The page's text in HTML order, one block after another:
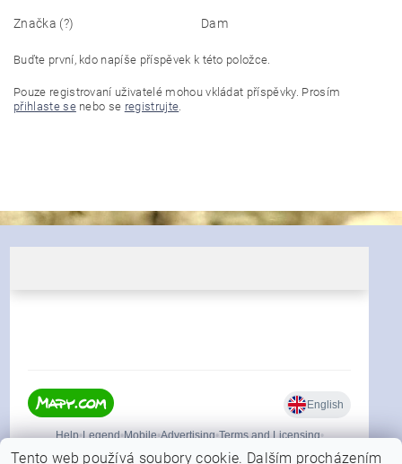
Značka (?) Dam
Buďte první, kdo napíše příspěvek k této položce.
Pouze registrovaní uživatelé mohou vkládat příspěvky. Prosím
přihlaste senebo se registrujte.
Tento web používá soubory cookie. Dalším procházením